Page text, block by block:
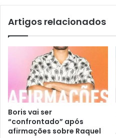
Artigos relacionados
Boris vai ser
“confrontado” após
afirmações sobre Raquel